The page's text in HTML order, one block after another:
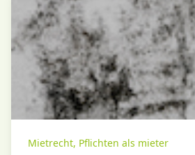
Mietrecht, Pflichten als mieter